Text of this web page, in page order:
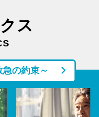
ス
の約束～